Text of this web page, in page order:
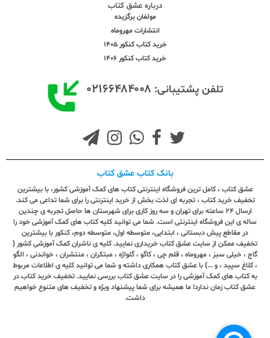
درباره عشق کتاب
مولفان برگزیده
انتشارات مهروماه
خرید کتاب کنکور 1405
خرید کتاب کنکور 1406
تلفن پشتیبانی: ۰۲۱۶۶۴۸۴۰۰۸
بانک کتاب عشق کتاب
عشق کتاب ، کامل ترین فروشگاه اینترنتی کتاب های کمک آموزشی کشور، با بیشترین
تخفیف خرید کتاب ، تجربه ای لذت بخش از خرید اینترنتی را برای شما تداعی می کند.
ارسال ٢٤ ساعته برای تهران و سه روز کاری برای شهرستان ها حاصل تجربه ی چندین
ساله ی این فروشگاه اینترنتی است. شما می توانید کلیه کتاب های کمک آموزشی خود را
در مقاطع پیش دبستانی ، ابتدایی، متوسطه اول، متوسطه دوم، کنکور با بیشترین
تخفیف ممکن از سایت عشق کتاب خریداری نمایید. کلیه ی ناشران کمک آموزشی کشور (
گاج ، خیلی سبز ، مهروماه ، قلم چی ، کاگو ، گلواژه ، مبتکران ، منتشران ، خواندنی ، الگو
، کلاغ سپید ، و ...) با عشق کتاب همکاری داشته و شما می توانید کلیه ی اطلاعات مربوط
به کتاب های کمک آموزشی را در سایت عشق کتاب بررسی نمایید. تخفیف خرید کتاب در
عشق کتاب زمان ندارد! ما همیشه برای شما پیشنهاد ویژه و تخفیف های متنوع خواهیم
داشت.